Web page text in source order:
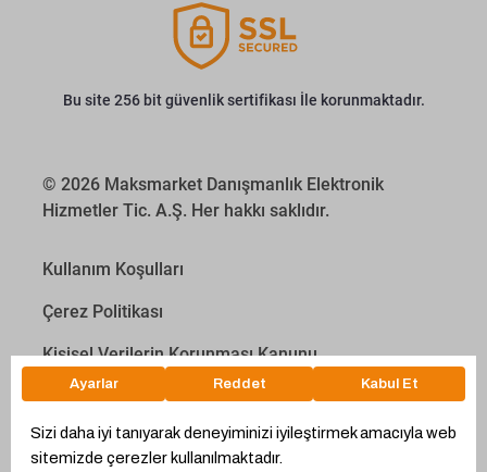
Bu site 256 bit güvenlik sertifikası İle korunmaktadır.
© 2026 Maksmarket Danışmanlık Elektronik
Hizmetler Tic. A.Ş. Her hakkı saklıdır.
Kullanım Koşulları
Çerez Politikası
Kişisel Verilerin Korunması Kanunu
İletişim Aydınlatma Metni
Proyakıt